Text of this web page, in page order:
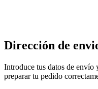
Dirección de
Introduce tus datos de envío
preparar tu pedido